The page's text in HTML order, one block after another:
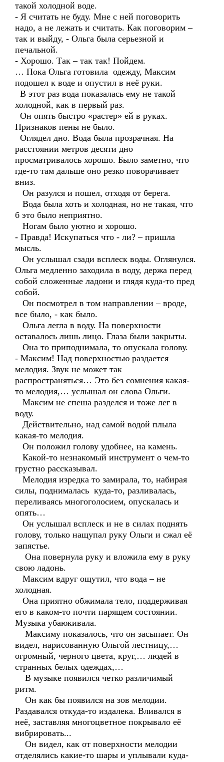
такой холодной воде.
- Я считать не буду. Мне с ней поговорить
надо, а не лежать и считать. Как поговорим –
так и выйду, - Ольга была серьезной и
печальной.
- Хорошо. Так – так так! Пойдем.
… Пока Ольга готовила одежду, Максим
подошел к воде и опустил в неё руки.
В этот раз вода показалась ему не такой
холодной, как в первый раз.
Он опять быстро «растер» ей в руках.
Признаков пены не было.
Оглядел дно. Вода была прозрачная. На
расстоянии метров десяти дно
просматривалось хорошо. Было заметно, что
где-то там дальше оно резко поворачивает
вниз.
Он разулся и пошел, отходя от берега.
Вода была хоть и холодная, но не такая, что
б это было неприятно.
Ногам было уютно и хорошо.
- Правда! Искупаться что - ли? – пришла
мысль.
Он услышал сзади всплеск воды. Оглянулся.
Ольга медленно заходила в воду, держа перед
собой сложенные ладони и глядя куда-то пред
собой.
Он посмотрел в том направлении – вроде,
все было, - как было.
Ольга легла в воду. На поверхности
оставалось лишь лицо. Глаза были закрыты.
Она то приподнимала, то опускала голову.
- Максим! Над поверхностью раздается
мелодия. Звук не может так
распространяться… Это без сомнения какая-
то мелодия,… услышал он слова Ольги.
Максим не спеша разделся и тоже лег в
воду.
Действительно, над самой водой плыла
какая-то мелодия.
Он положил голову удобнее, на камень.
Какой-то незнакомый инструмент о чем-то
грустно рассказывал.
Мелодия изредка то замирала, то, набирая
силы, поднималась куда-то, разливалась,
переливаясь многоголосием, опускалась и
опять…
Он услышал всплеск и не в силах поднять
голову, только нащупал руку Ольги и сжал её
запястье.
Она повернула руку и вложила ему в руку
свою ладонь.
Максим вдруг ощутил, что вода – не
холодная.
Она приятно обжимала тело, поддерживая
его в каком-то почти парящем состоянии.
Музыка убаюкивала.
Максиму показалось, что он засыпает. Он
видел, нарисованную Ольгой лестницу,…
огромный, черного цвета, круг,… людей в
странных белых одеждах,…
В музыке появился четко различимый
ритм.
Он как бы появился на зов мелодии.
Раздавался откуда-то издалека. Вливался в
неё, заставляя многоцветное покрывало её
вибрировать...
Он видел, как от поверхности мелодии
отделялись какие-то шары и уплывали куда-